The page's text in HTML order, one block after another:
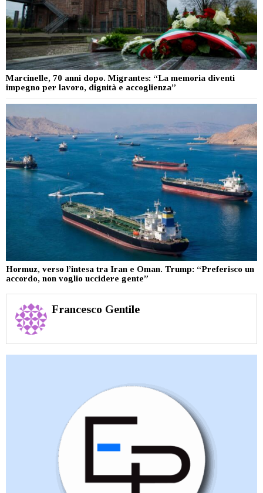
Marcinelle, 70 anni dopo. Migrantes: “La memoria diventi
impegno per lavoro, dignità e accoglienza”
Hormuz, verso l’intesa tra Iran e Oman. Trump: “Preferisco un
accordo, non voglio uccidere gente”
Francesco Gentile